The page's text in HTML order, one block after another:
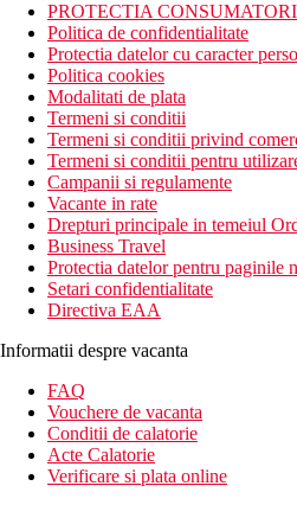
PROTECTIA
Politica de confidentialitate
Protectia datelor cu caracter
Politica cookies
Modalitati de plata
Termeni si conditii
Termeni si conditii privind
Termeni si conditii pentru
Campanii si regulamente
Vacante in rate
Drepturi principale in temeiul
Business Travel
Protectia datelor pentru paginile
Setari confidentialitate
Directiva EAA
Informatii despre vacanta
FAQ
Vouchere de vacanta
Conditii de calatorie
Acte Calatorie
Verificare si plata online